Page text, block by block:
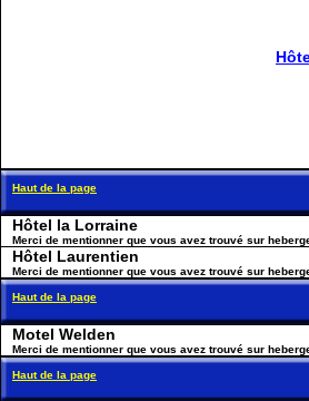
Haut de la page
Hôtel la Lorraine
Merci de mentionner que vous avez trouvé sur
Hôtel Laurentien
Merci de mentionner que vous avez trouvé sur
Haut de la page
Motel Welden
Merci de mentionner que vous avez trouvé sur
Haut de la page